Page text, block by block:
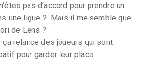
pas d’accord pour prendre un
une ligue 2. Mais il me semble que
de Lens ?
ça relance des joueurs qui sont
pour garder leur place.